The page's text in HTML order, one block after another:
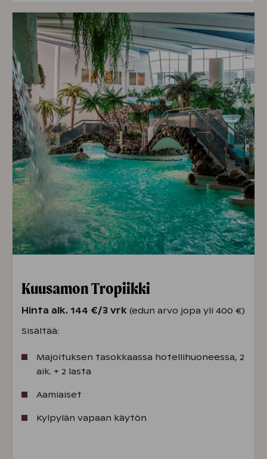
Kuusamon Tropiikki
Hinta alk. 144 €/3 vrk (edun arvo jopa yli 400 €)
Sisältää:
Majoituksen tasokkaassa hotellihuoneessa, 2
aik. + 2 lasta
Aamiaiset
Kylpylän vapaan käytön